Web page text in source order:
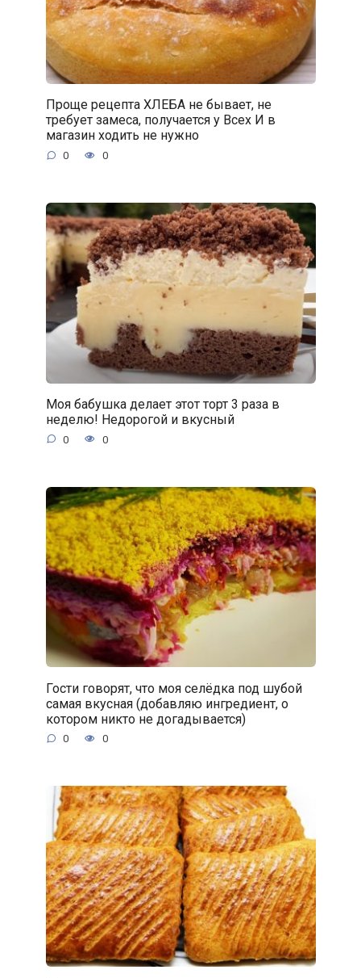
Проще рецепта ХЛЕБА не бывает, не
требует замеса, получается у Всех И в
магазин ходить не нужно
0 0
Моя бабушка делает этот торт 3 раза в
неделю! Недорогой и вкусный
0 0
Гости говорят, что моя селёдка под шубой
самая вкусная (добавляю ингредиент, о
котором никто не догадывается)
0 0